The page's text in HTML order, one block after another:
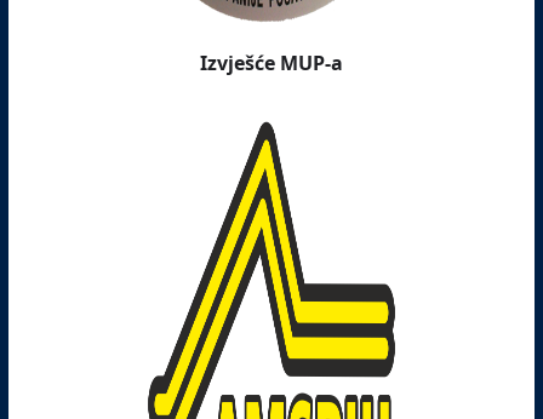
Izvješće MUP-a